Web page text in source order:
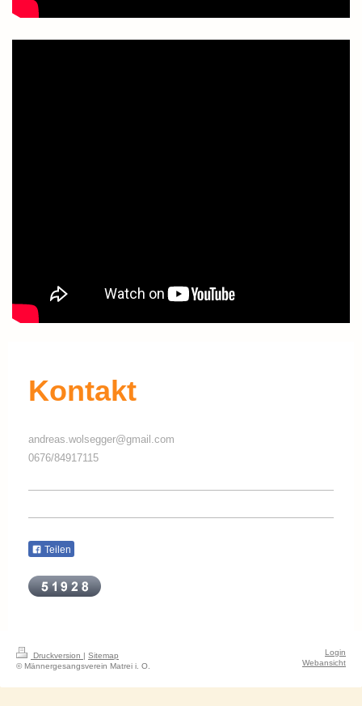
Kontakt
andreas.wolsegger@gmail.com
0676/84917115
Teilen
Druckversion | Sitemap
© Männergesangsverein Matrei i. O.
Login
Webansicht